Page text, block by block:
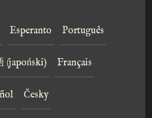
Esperanto Português
(japoński) Français
Česky